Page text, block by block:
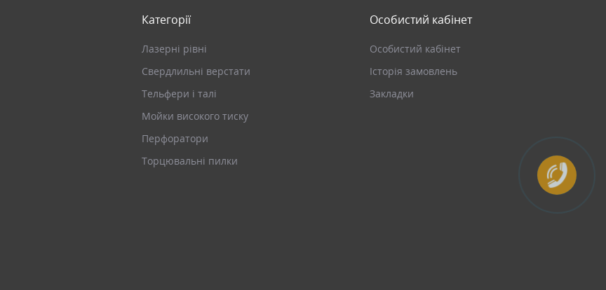
Категорії
Лазерні рівні
Свердлильні верстати
Тельфери і талі
Мойки високого тиску
Перфоратори
Торцювальні пилки
Особистий кабінет
Особистий кабінет
Історія замовлень
Закладки